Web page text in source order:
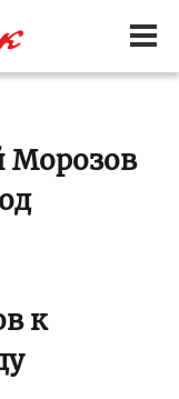
Морозов
к